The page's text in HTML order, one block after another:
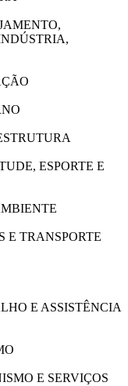
ESPORTE E
E TRANSPORTE
E ASSISTÊNCIA
E SERVIÇOS